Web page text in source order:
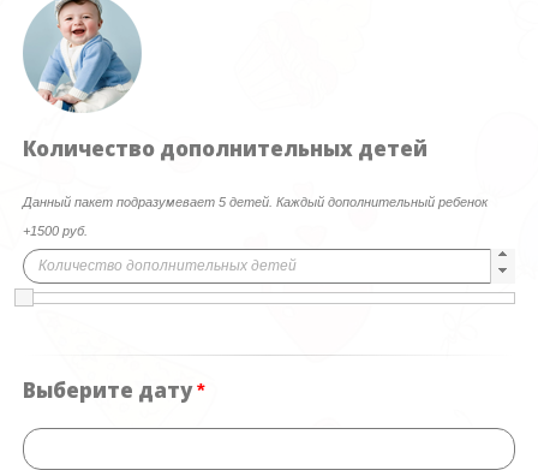
Количество дополнительных детей
Данный пакет подразумевает 5 детей. Каждый дополнительный ребенок
+1500 руб.
Выберите дату*